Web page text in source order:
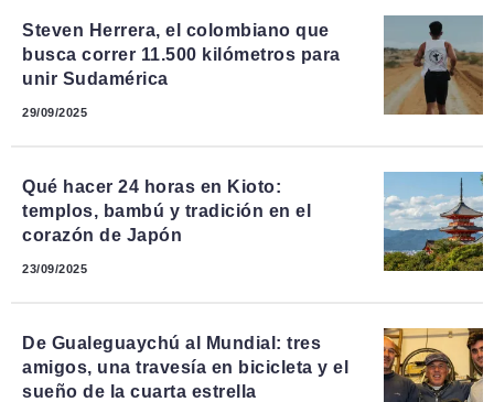
Steven Herrera, el colombiano que
busca correr 11.500 kilómetros para
unir Sudamérica
29/09/2025
Qué hacer 24 horas en Kioto:
templos, bambú y tradición en el
corazón de Japón
23/09/2025
De Gualeguaychú al Mundial: tres
amigos, una travesía en bicicleta y el
sueño de la cuarta estrella